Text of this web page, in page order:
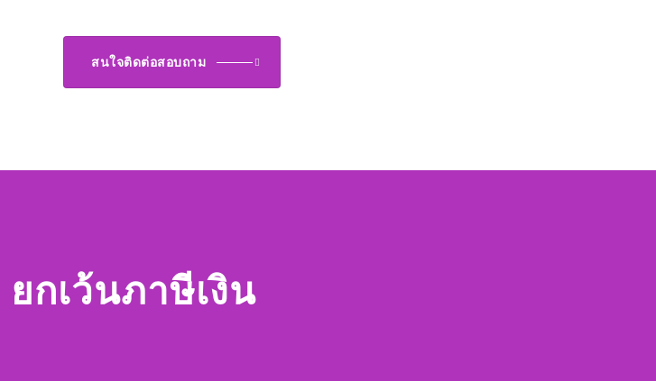
สนใจติดต่อสอบถาม
ยกเว้นภาษีเงิน